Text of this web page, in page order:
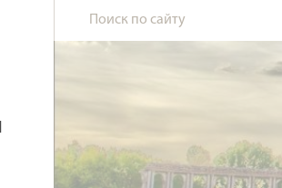
ИСПОЛНИТЕЛЬНЫЙ КОМИТЕТ